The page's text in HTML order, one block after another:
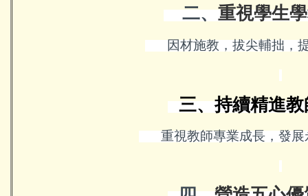
二、重視學生
因材施教，拔尖輔拙，
三、持續精進
重視教師專業成長，發